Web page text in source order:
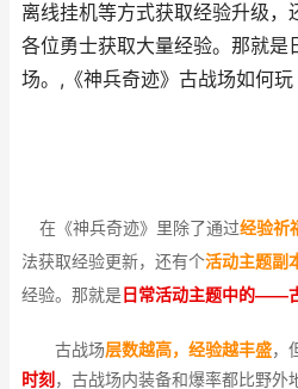
离线挂机等方式获取经验升级，
各位勇士获取大量经验。那就
场。,《神兵奇迹》古战场如何
在《神兵奇迹》里除了通过经验祈
法获取经验更新，还有个活动主题副
经验。那就是 日常活动主题中的——
古战场层数越高，经验越丰盛，
时刻 ，古战场内装备和爆率都比野外